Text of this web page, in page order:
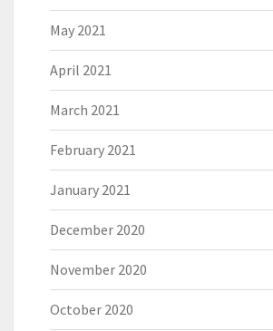
May 2021
April 2021
March 2021
February 2021
January 2021
December 2020
November 2020
October 2020